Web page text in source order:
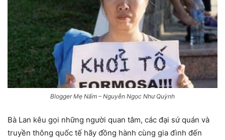
Blogger Mẹ Nấm – Nguyễn Ngọc Như Quỳnh
Bà Lan kêu gọi những người quan tâm, các đại sứ quán và
truyền thông quốc tế hãy đồng hành cùng gia đình đến